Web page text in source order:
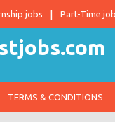
jobs Part-Time
TERMS & CONDITIONS